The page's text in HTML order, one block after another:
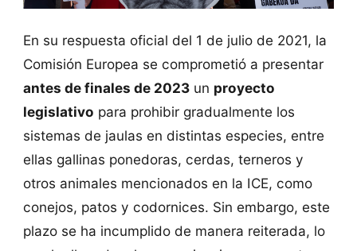
En su respuesta oficial del 1 de julio de 2021, la
Comisión Europea se comprometió a presentar
antes de finales de 2023un proyecto
legislativo para prohibir gradualmente los
sistemas de jaulas en distintas especies, entre
ellas gallinas ponedoras, cerdas, terneros y
otros animales mencionados en la ICE, como
conejos, patos y codornices. Sin embargo, este
plazo se ha incumplido de manera reiterada, lo